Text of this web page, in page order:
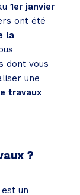
1er janvier
ont été
la
dont vous
une
travaux
?
est un